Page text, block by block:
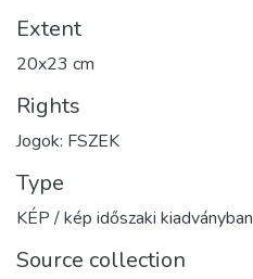
Extent
20x23 cm
Rights
Jogok: FSZEK
Type
KÉP / kép időszaki kiadványban
Source collection